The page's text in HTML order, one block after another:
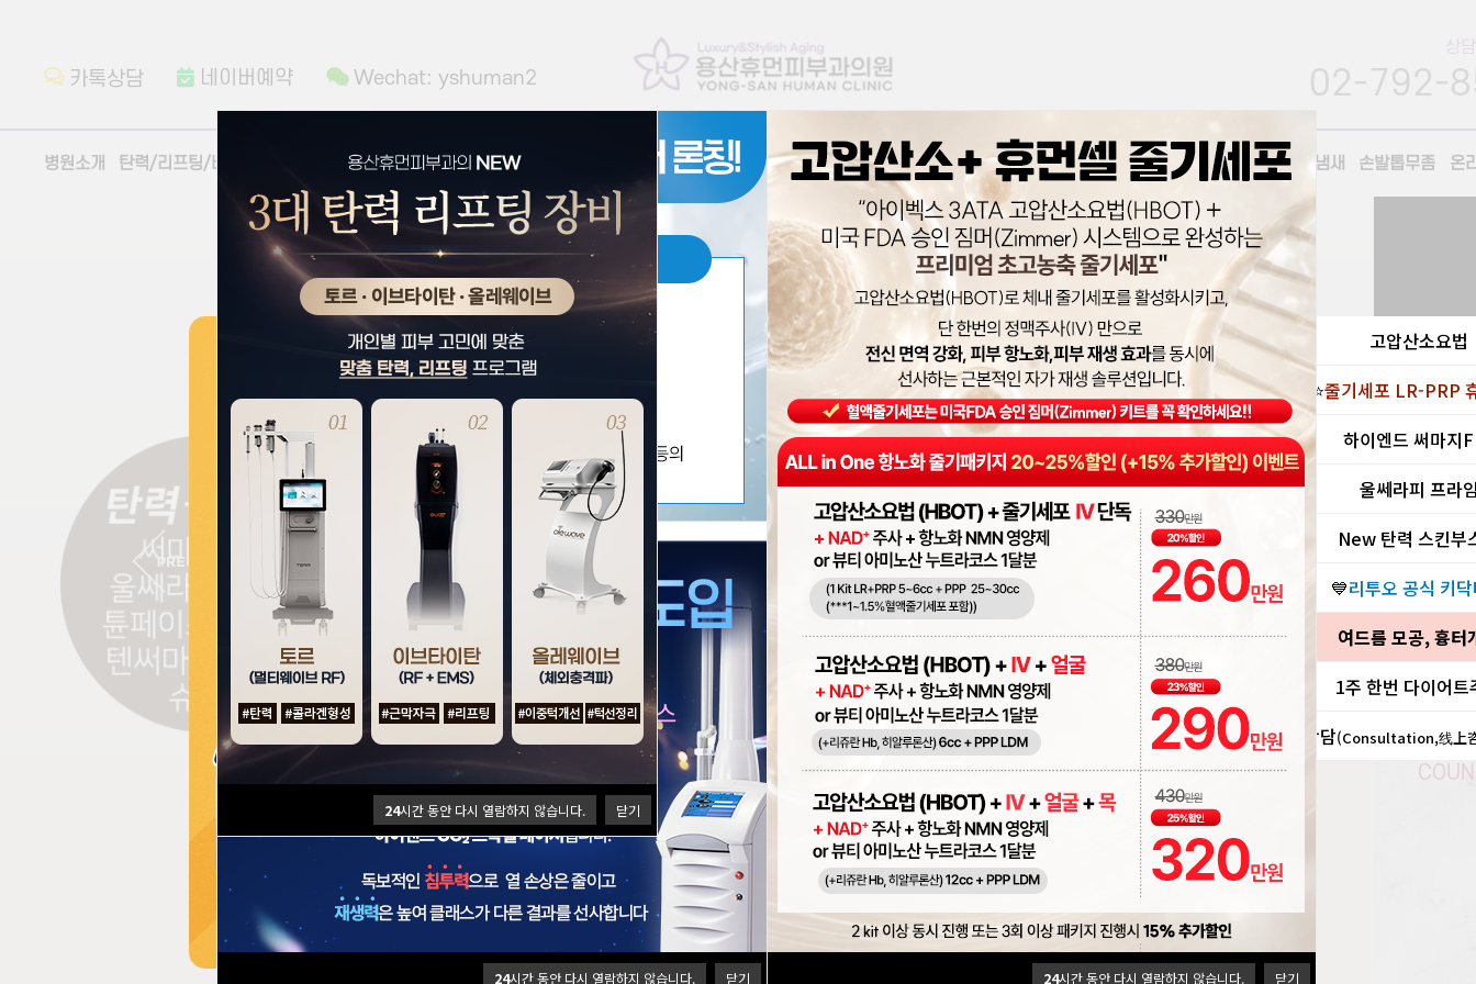
24시간 동안 다시 열람하지 않습니다. 닫기
24시간 동안 다시 열람하지 않습니다. 닫기
24시간 동안 다시 열람하지 않습니다. 닫기
카톡상담 네이버예약 Wechat: yshuman2 02-792-
병원소개 탄력/리프팅/바디 스킨부스터/보톡스/필러/실 프라이빗관리 수액 모공/흉터 기미/색소/문신 여드름클리닉 홍조/주사 탈모 영구제모 겨드랑이땀/냄새 손발톱무좀 온
고압산소요법
⭐줄기세포 LR-PRP
하이엔드 써마지
울쎄라피 프라
New 탄력 스킨부
💙리투오 공식 키
여드름 모공, 흉터
1주 한번 다이어트
상담(Consultation,线上
진
미
진